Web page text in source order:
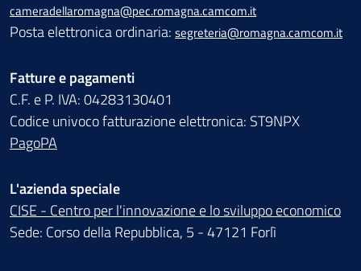
cameradellaromagna@pec.romagna.camcom.it
Posta elettronica ordinaria: segreteria@romagna.camcom.it
Fatture e pagamenti
C.F. e P. IVA: 04283130401
Codice univoco fatturazione elettronica: ST9NPX
PagoPA
L'azienda speciale
CISE - Centro per l'innovazione e lo sviluppo economico
Sede: Corso della Repubblica, 5 - 47121 Forlì